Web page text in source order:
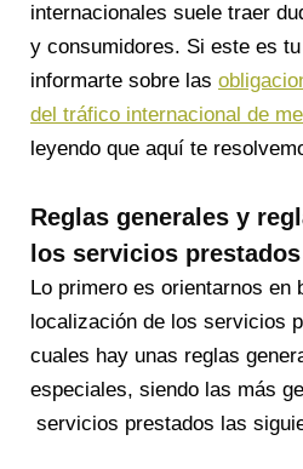
internacionales suele traer
y consumidores. Si este es
informarte sobre las
del tráfico internacional de
leyendo que aquí te
Reglas generales y
los servicios prestados
Lo primero es orientarnos en
localización de los servicios
cuales hay unas reglas
especiales, siendo las más
servicios prestados las